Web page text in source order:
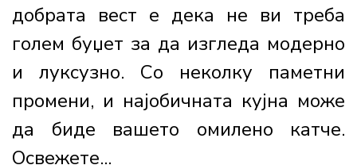
добрата вест е дека не ви треба
голем буџет за да изгледа модерно
и луксузно. Со неколку паметни
промени, и најобичната кујна може
да биде вашето омилено катче.
Освежете...